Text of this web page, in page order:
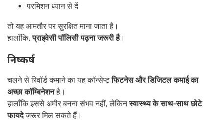
परमिशन ध्यान से दें
तो यह आमतौर पर सुरक्षित माना जाता है।
हालाँकि,प्राइवेसी पॉलिसी पढ़ना जरूरी है।
निष्कर्ष
चलने से रिवॉर्ड कमाने का यह कॉन्सेप्टफिटनेस और डिजिटल कमाई का
अच्छा कॉम्बिनेशनहै।
हालाँकि इससे अमीर बनना संभव नहीं, लेकिनस्वास्थ्य के साथ-साथ छोटे
फायदेजरूर मिल सकते हैं।